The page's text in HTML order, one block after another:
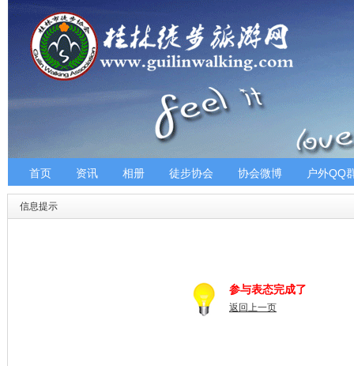
首页 资讯 相册 徒步协会 协会微博 户外QQ
信息提示
参与表态完成了
返回上一页